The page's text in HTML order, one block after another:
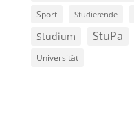
Sport Studierende
Studium StuPa
Universität